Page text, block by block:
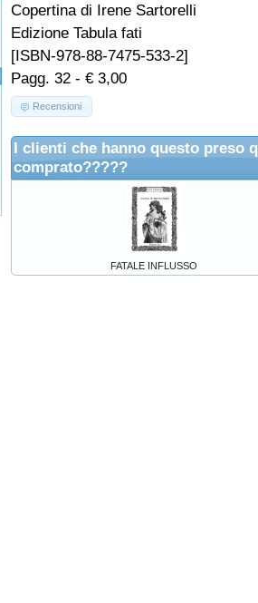
Copertina di Irene Sartorelli
Edizione Tabula fati
[ISBN-978-88-7475-533-2]
Pagg. 32 - € 3,00
Recensioni
I clienti che hanno questo preso
comprato?????
FATALE INFLUSSO